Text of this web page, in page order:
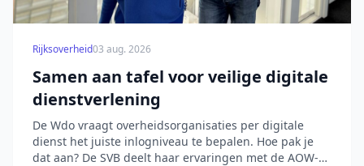
Rijksoverheid03 aug. 2026
Samen aan tafel voor veilige digitale
dienstverlening
De Wdo vraagt overheidsorganisaties per digitale
dienst het juiste inlogniveau te bepalen. Hoe pak je
dat aan? De SVB deelt haar ervaringen met de AOW-